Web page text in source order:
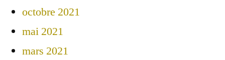
octobre 2021
mai 2021
mars 2021